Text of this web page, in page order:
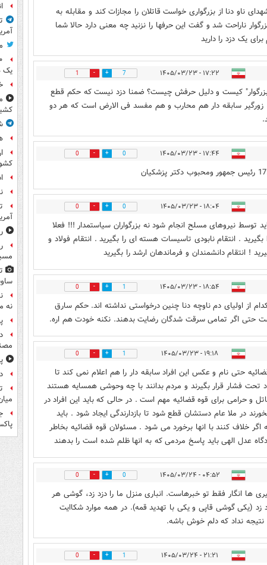
ناو دنا از بزرگواری خواست قاتلان را مجازات کند و مقابله به
ناراحت شد و گفت این حرفها را نزنید چه معنی دارد حالا شما
یک دزد را دارید
۱۷:۲۲ - ۱۴۰۵/۰۳/۲۳ 7
1
این "بزرگوار" کیست و دلیل حرفش چیست؟ ضمنا دزد نیست که حکم قطع
زورگیر سابقه دار هم محارب و هم مفسد فی الارض است که هر دو
۱۷:۴۴ - ۱۴۰۵/۰۳/۲۳ 0
0
۱۸:۰۴ - ۱۴۰۵/۰۳/۲۳ 0
0
توسط نیروهای مسلح انجام شود نه بزرگواران سیاستمدار !!! فعلا
بگیرید . انتقام نابودی تاسیسات هسته ای را بگیرید . انتقام فولاد و
! انتقام دانشمندان و فرماندهان ارشد را بگیرید
۱۸:۵۴ - ۱۴۰۵/۰۳/۲۳ 1
0
از اولیای دم ناوچه دنا چنین درخواستی نداشته اند. حکم سارق
حتی اگر تمامی سرقت شدگان رضایت بدهند. نکنه خودت هم اره‌.
۱۹:۱۸ - ۱۴۰۵/۰۳/۲۳ 1
0
حتی نام و عکس این افراد سابقه دار را هم اعلام نمی کند تا
تحت فشار قرار بگیرند و مردم بدانند با چه وحوشی همسایه هستند
و حرامی برای قوه قضائیه مهم است . در حالی که باید این افراد در
در ملا عام دستشان قطع شود تا بازدارندگی ایجاد شود . باید
اگر خلاف کنند با انها برخورد می شود . مسئولان قوه قضائیه بخاطر
عدل الهی باید پاسخ مردمی که به انها ظلم شده است را بدهند
۰۴:۵۲ - ۱۴۰۵/۰۳/۲۴ 0
0
ها انگار فقط تو خبرهاست. انباری منزل ما را دزد زد، گوشی هر
زد (یکی گوشی قاپی و یکی با تهدید قمه). در همه موارد شکاایت
نداد که دلم خوش باشه.
۲۱:۲۱ - ۱۴۰۵/۰۳/۲۴ 1
0
یک
نه